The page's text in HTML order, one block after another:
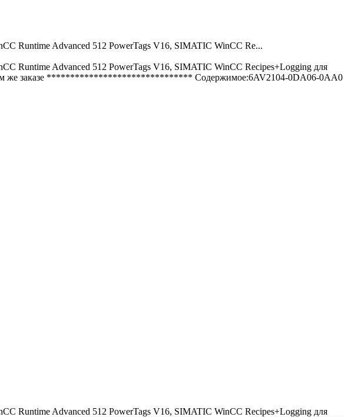
Runtime Advanced 512 PowerTags V16, SIMATIC WinCC Re...
Runtime Advanced 512 PowerTags V16, SIMATIC WinCC Recipes+Logging для
этом же заказе ******************************* Содержимое:6AV2104-0DA06-0AA0
Runtime Advanced 512 PowerTags V16, SIMATIC WinCC Recipes+Logging для